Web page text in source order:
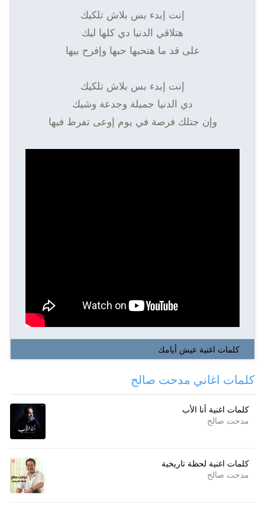
إنت إبدء بس بلاش تلكيك
هتلاقي الدنيا دي كلها ليك
على قد ما هتحبها حبها وإفرح بيها
إنت إبدء بس بلاش تلكيك
دي الدنيا جميلة وجدعة وشيك
وإن جتلك فرصة في يوم إوعى تفرط فيها
كلمات اغنية عيش أيامك
كلمات اغاني مدحت صالح
كلمات اغنية أنا الأب
مدحت صالح
كلمات اغنية لحظة تاريخية
مدحت صالح